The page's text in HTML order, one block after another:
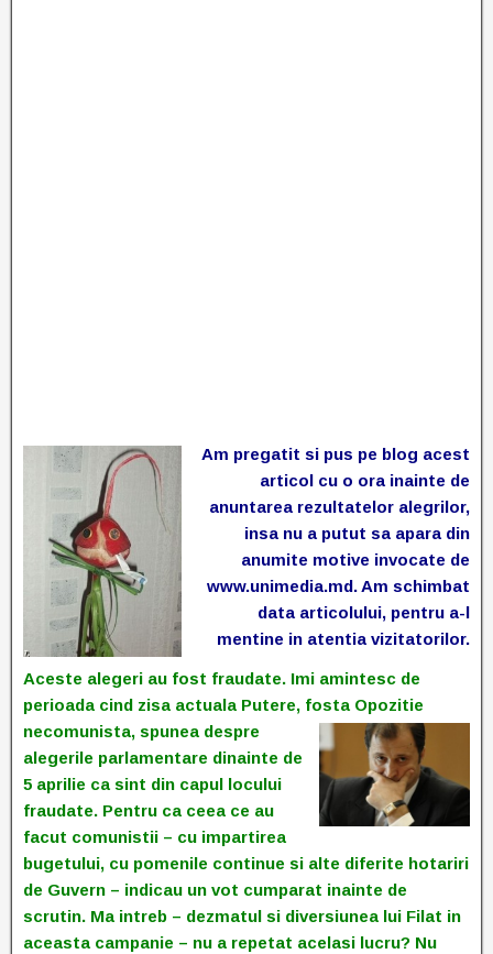
Am pregatit si pus pe blog acest
articol cu o ora inainte de
anuntarea rezultatelor alegrilor,
insa nu a putut sa apara din
anumite motive invocate de
www.unimedia.md. Am schimbat
data articolului, pentru a-l
mentine in atentia vizitatorilor.
Aceste alegeri au fost fraudate. Imi amintesc de
perioada cind zisa actuala Putere, fosta Opozitie
necomunista, spunea despre
alegerile parlamentare dinainte de
5 aprilie ca sint din capul locului
fraudate. Pentru ca ceea ce au
facut comunistii – cu impartirea
bugetului, cu pomenile continue si alte diferite hotariri
de Guvern – indicau un vot cumparat inainte de
scrutin. Ma intreb – dezmatul si diversiunea lui Filat in
aceasta campanie – nu a repetat acelasi lucru? Nu